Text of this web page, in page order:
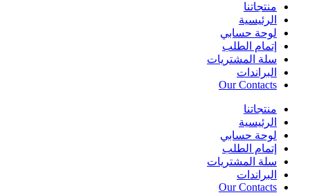
منتجاتنا
الرئيسية
لوحة حسابي
إتمام الطلب
سلة المشتريات
البراندات
Our Contacts
منتجاتنا
الرئيسية
لوحة حسابي
إتمام الطلب
سلة المشتريات
البراندات
Our Contacts